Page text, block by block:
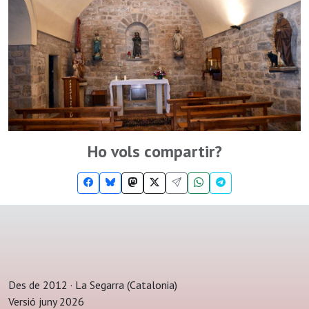
Ho vols compartir?
Des de 2012 · La Segarra (Catalonia)
Versió juny 2026